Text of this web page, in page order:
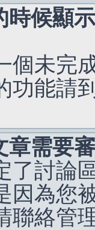
時候顯
個未完
功能請
章需要
了討論
因為您
聯絡管